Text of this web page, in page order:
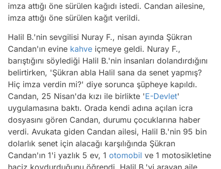
imza attığı öne sürülen kağıdı istedi. Candan ailesine,
imza attığı öne sürülen kağıt verildi.
Halil B.'nin sevgilisi Nuray F., nisan ayında Şükran
Candan'ın evine kahve içmeye geldi. Nuray F.,
barıştığını söylediği Halil B.'nin insanları dolandırdığını
belirtirken, 'Şükran abla Halil sana da senet yapmış?
Hiç imza verdin mi?' diye sorunca şüpheye kapıldı.
Candan, 25 Nisan'da kızı ile birlikte 'E-Devlet'
uygulamasına baktı. Orada kendi adına açılan icra
dosyasını gören Candan, durumu çocuklarına haber
verdi. Avukata giden Candan ailesi, Halil B.'nin 95 bin
dolarlık senet için alacağı karşılığında Şükran
Candan'ın 1'i yazlık 5 ev, 1 otomobil ve 1 motosikletine